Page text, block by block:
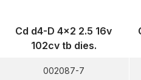
Cd d4-D 4x2 2.5 16v
102cv tb dies.
002087-7